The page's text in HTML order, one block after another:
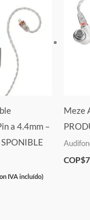
a 4.4mm –
IVA incluído)
Meze
COP$